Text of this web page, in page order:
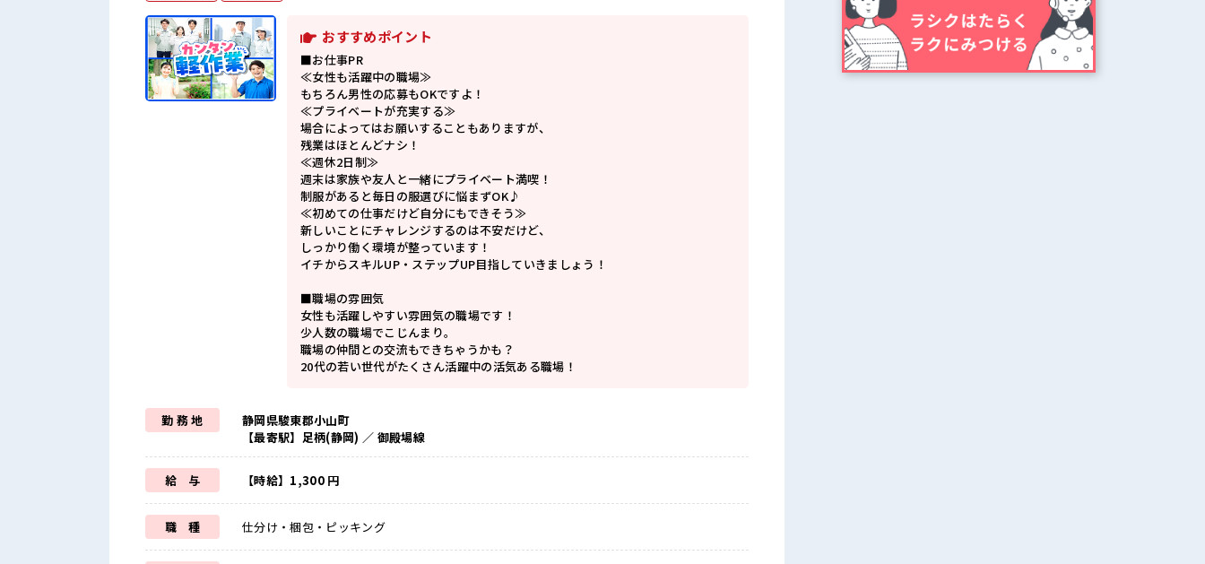
おすすめポイント
■お仕事PR
≪女性も活躍中の職場≫
もちろん男性の応募もOKですよ！
≪プライベートが充実する≫
場合によってはお願いすることもありますが、
残業はほとんどナシ！
≪週休2日制≫
週末は家族や友人と一緒にプライベート満喫！
制服があると毎日の服選びに悩まずOK♪
≪初めての仕事だけど自分にもできそう≫
新しいことにチャレンジするのは不安だけど、
しっかり働く環境が整っています！
イチからスキルUP・ステップUP目指していきましょう！
■職場の雰囲気
女性も活躍しやすい雰囲気の職場です！
少人数の職場でこじんまり。
職場の仲間との交流もできちゃうかも？
20代の若い世代がたくさん活躍中の活気ある職場！
勤 務 地
静岡県駿東郡小山町
【最寄駅】足柄(静岡) ／ 御殿場線
給 与 【時給】1,300 円
職 種 仕分け・梱包・ピッキング